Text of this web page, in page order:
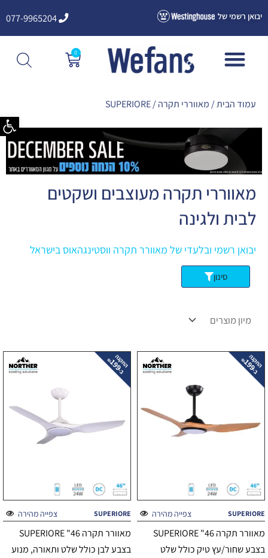
פתח
לתוכן
יבואן רשמי של 077-9965204
0
עגלת
קניות
עמוד הבית/ מאווררי תקרה/ SUPERIORE
מאווררי תקרה מעוצבים ושקטים
לבית ולגינה
יבואן רשמי ובלעדי של מאוורר תקרה ווסטינגהאוס בישראל
סינון
צפייה מהירה SUPERIORE
מאוורר תקרה 46" SUPERIORE
בצבע שחור/עץ טיק כולל שלט
צפייה מהירה SUPERIORE
מאוורר תקרה 46" SUPERIORE
בצבע לבן כולל שלט ותאורה, מנוע